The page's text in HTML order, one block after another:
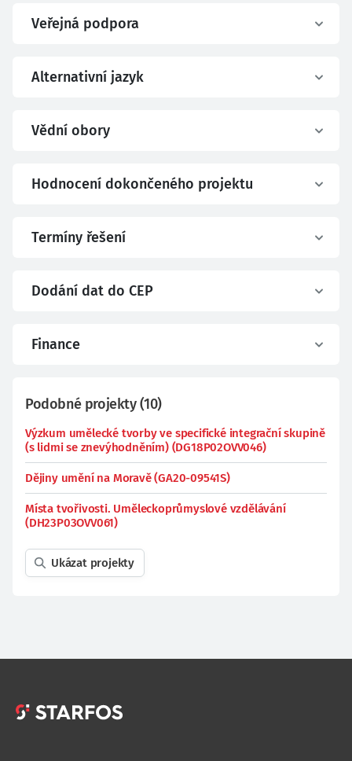
Veřejná podpora
Alternativní jazyk
Vědní obory
Hodnocení dokončeného projektu
Termíny řešení
Dodání dat do CEP
Finance
Podobné projekty(10)
Výzkum umělecké tvorby ve specifické integrační skupině
(s lidmi se znevýhodněním) (DG18P02OVV046)
Dějiny umění na Moravě (GA20-09541S)
Místa tvořivosti. Uměleckoprůmyslové vzdělávání
(DH23P03OVV061)
Ukázat projekty